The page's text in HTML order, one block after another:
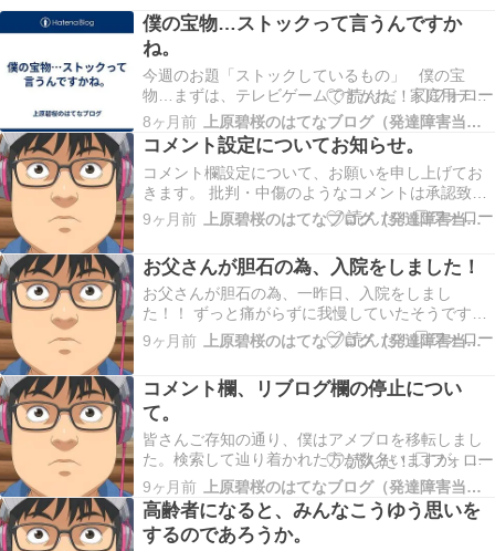
僕の宝物…ストックって言うんですか
ね。
今週のお題「ストックしているもの」 僕の宝
物…まずは、テレビゲームですかね。 家庭用テレ
ビゲーム機は、 NintendoSwitchと、ファミリーコ
ンピューターミニと、 スーパーファミコンミニの
3台を持っていて、 携帯ゲーム機では、Switch Lite
を1台持ってます。 コ…
8ヶ月前 上原碧桜のはてなブログ（発達障害当事者）
コメント設定についてお知らせ。
コメント欄設定について、お願いを申し上げてお
きます。 批判・中傷のようなコメントは承認致し
ませんし、コメントをしません。 ある程度、質問
コメントがある場合、コメントに返信しない場合
すことをする人の場合、ブロックの対象とさせて
頂く場合も…
9ヶ月前 上原碧桜のはてなブログ（発達障害当事者）
お父さんが胆石の為、入院をしました！
お父さんが胆石の為、一昨日、入院をしまし
た！！ ずっと痛がらずに我慢していたそうです
が、この前、灯油を一緒に入れてく時には何とも
なかったのに・・・。けっこう我慢強いんだなと
最近写真を撮らなくなりました。「個人情報」と
言う観点か…
9ヶ月前 上原碧桜のはてなブログ（発達障害当事者）
コメント欄、リブログ欄の停止につい
て。
皆さんご存知の通り、僕はアメブロを移転しまし
た。検索して辿り着かれた方が数名いますが、コ
コにはもうコメントを設ける理由は見つかりませ
ん。誹謗中傷は何故起こるのかを考え、コメント
欄を設けない事に致しました(^^)/もう最終的な苦
渋の決断ですよ～(-_-;) コメント欄があったら、…
9ヶ月前 上原碧桜のはてなブログ（発達障害当事者）
高齢者になると、みんなこうゆう思いを
するのであろうか。